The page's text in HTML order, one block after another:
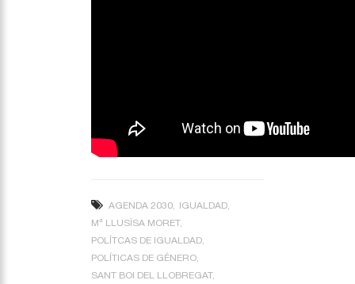
AGENDA 2030
IGUALDAD
Mª LLUSÏSA MORET
POLÍTCAS DE IGUALDAD
POLÍTICAS DE GÉNERO
SANT BOI DEL LLOBREGAT